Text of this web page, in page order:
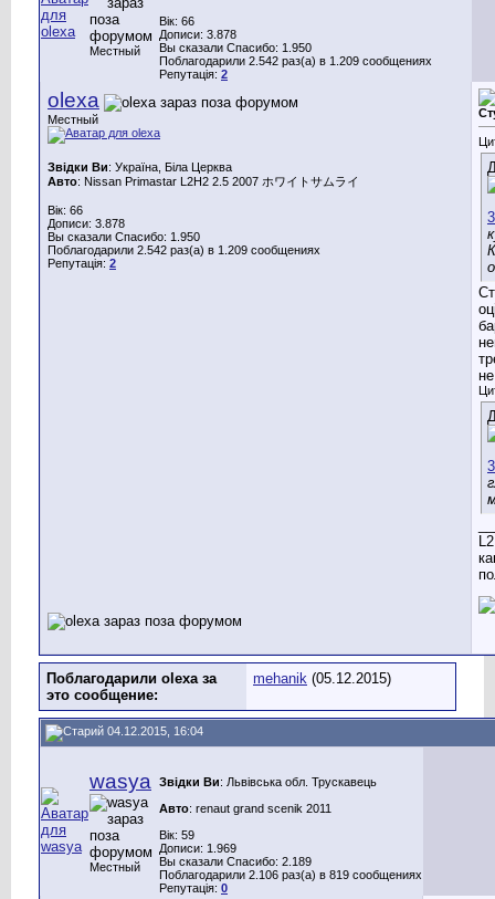
Местный
Вік: 66
Дописи: 3.878
Вы сказали Спасибо: 1.950
Поблагодарили 2.542 раз(а) в 1.209 сообщениях
Репутація: 2
olexa
Местный
Звідки Ви: Україна, Біла Церква
Авто: Nissan Primastar L2H2 2.5 2007 ホワイトサムライ
Вік: 66
Дописи: 3.878
Вы сказали Спасибо: 1.950
Поблагодарили 2.542 раз(а) в 1.209 сообщениях
Репутація: 2
Поблагодарили olexa за
это сообщение:
mehanik (05.12.2015)
04.12.2015, 16:04
wasya
Местный
Звідки Ви: Львівська обл. Трускавець
Авто: renaut grand scenik 2011
Вік: 59
Дописи: 1.969
Вы сказали Спасибо: 2.189
Поблагодарили 2.106 раз(а) в 819 сообщениях
Репутація: 0